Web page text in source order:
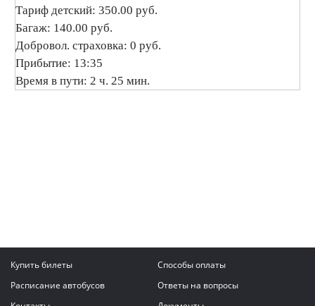
Тариф детский: 350.00 руб.
Багаж: 140.00 руб.
Добровол. страховка: 0 руб.
Прибытие: 13:35
Время в пути: 2 ч. 25 мин.
Купить билеты
Способы оплаты
Расписание автобусов
Ответы на вопросы